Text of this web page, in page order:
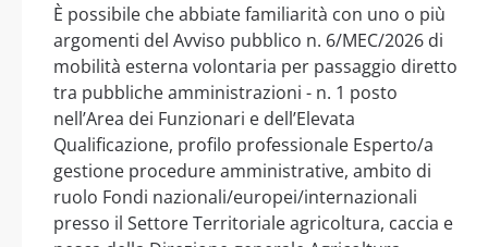
È possibile che abbiate familiarità con uno o più
argomenti del Avviso pubblico n. 6/MEC/2026 di
mobilità esterna volontaria per passaggio diretto
tra pubbliche amministrazioni - n. 1 posto
nell’Area dei Funzionari e dell’Elevata
Qualificazione, profilo professionale Esperto/a
gestione procedure amministrative, ambito di
ruolo Fondi nazionali/europei/internazionali
presso il Settore Territoriale agricoltura, caccia e